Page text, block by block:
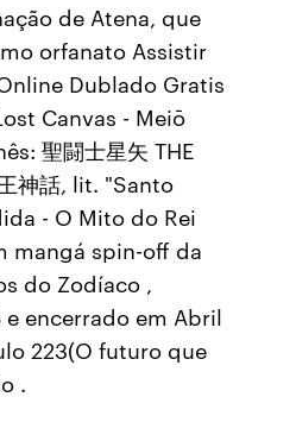
de Atena, que
orfanato Assistir
Dublado Gratis
Canvas - Meiō
聖闘士星矢 THE
神話, lit. "Santo
- O Mito do Rei
mangá spin-off da
do Zodíaco ,
encerrado em Abril
223(O futuro que
.